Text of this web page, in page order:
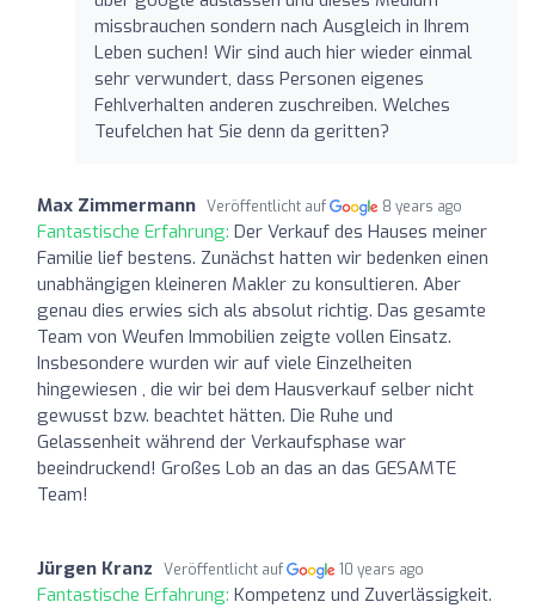
missbrauchen sondern nach Ausgleich in Ihrem
Leben suchen! Wir sind auch hier wieder einmal
sehr verwundert, dass Personen eigenes
Fehlverhalten anderen zuschreiben. Welches
Teufelchen hat Sie denn da geritten?
Max Zimmermann Veröffentlicht auf 8 years ago
Fantastische Erfahrung: Der Verkauf des Hauses meiner
Familie lief bestens. Zunächst hatten wir bedenken einen
unabhängigen kleineren Makler zu konsultieren. Aber
genau dies erwies sich als absolut richtig. Das gesamte
Team von Weufen Immobilien zeigte vollen Einsatz.
Insbesondere wurden wir auf viele Einzelheiten
hingewiesen , die wir bei dem Hausverkauf selber nicht
gewusst bzw. beachtet hätten. Die Ruhe und
Gelassenheit während der Verkaufsphase war
beeindruckend! Großes Lob an das an das GESAMTE
Team!
Jürgen Kranz Veröffentlicht auf 10 years ago
Fantastische Erfahrung: Kompetenz und Zuverlässigkeit.